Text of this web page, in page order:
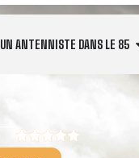
UN ANTENNISTE DANS LE 85